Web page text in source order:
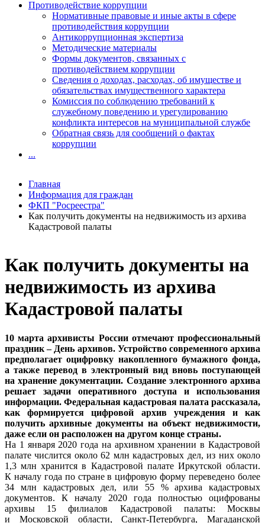
Как получить документы на
недвижимость из архива
Кадастровой палаты
10 марта архивисты России отмечают профессиональный
праздник – День архивов. Устройство современного архива
предполагает оцифровку накопленного бумажного фонда,
а также перевод в электронный вид вновь поступающей
на хранение документации. Создание электронного архива
решает задачи оперативного доступа и использования
информации. Федеральная кадастровая палата рассказала,
как формируется цифровой архив учреждения и как
получить архивные документы на объект недвижимости,
даже если он расположен на другом конце страны.
На 1 января 2020 года на архивном хранении в Кадастровой
палате числится около 62 млн кадастровых дел, из них около
1,3 млн хранится в Кадастровой палате Иркутской области.
К началу года по стране в цифровую форму переведено более
34 млн кадастровых дел, или 55 % архива кадастровых
документов. К началу 2020 года полностью оцифрованы
архивы 15 филиалов Кадастровой палаты: Москвы
и Московской области, Санкт-Петербурга, Магаданской
Противодействие коррупции
Нормативные правовые и иные акты в сфере
противодействия коррупции
Антикоррупционная экспертиза
Методические материалы
Формы документов, связанных с
противодействием коррупции
Сведения о доходах, расходах, об имуществе и
обязательствах имущественного характера
Комиссия по соблюдению требований к
служебному поведению и урегулированию
конфликта интересов на муниципальной службе
Обратная связь для сообщений о фактах
коррупции
...
Главная
Информация для граждан
ФКП "Росреестра"
Как получить документы на недвижимость из архива
Кадастровой палаты